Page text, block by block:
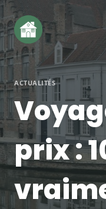
Aller
au
contenu
ACTUALITÉS
prix :